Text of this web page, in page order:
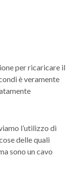
per ricaricare il
è veramente
l’utilizzo di
delle quali
sono un cavo